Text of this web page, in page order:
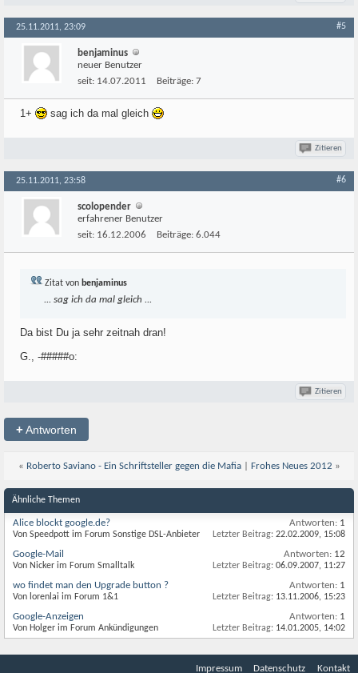
25.11.2011, 23:09 #5
benjaminus
neuer Benutzer
seit: 14.07.2011 Beiträge: 7
1+ sag ich da mal gleich
Zitieren
25.11.2011, 23:58 #6
scolopender
erfahrener Benutzer
seit: 16.12.2006 Beiträge: 6.044
Zitat von benjaminus
... sag ich da mal gleich ...
Da bist Du ja sehr zeitnah dran!
G., -#####o:
Zitieren
+Antworten
« Roberto Saviano - Ein Schriftsteller gegen die Mafia| Frohes Neues 2012 »
Ähnliche Themen
Alice blockt google.de?
Von Speedpott im Forum Sonstige DSL-Anbieter
Antworten: 1
Letzter Beitrag: 22.02.2009, 15:08
Google-Mail
Von Nicker im Forum Smalltalk
Antworten: 12
Letzter Beitrag: 06.09.2007, 11:27
wo findet man den Upgrade button ?
Von lorenlai im Forum 1&1
Antworten: 1
Letzter Beitrag: 13.11.2006, 15:23
Google-Anzeigen
Von Holger im Forum Ankündigungen
Antworten: 1
Letzter Beitrag: 14.01.2005, 14:02
Impressum Datenschutz Kontakt